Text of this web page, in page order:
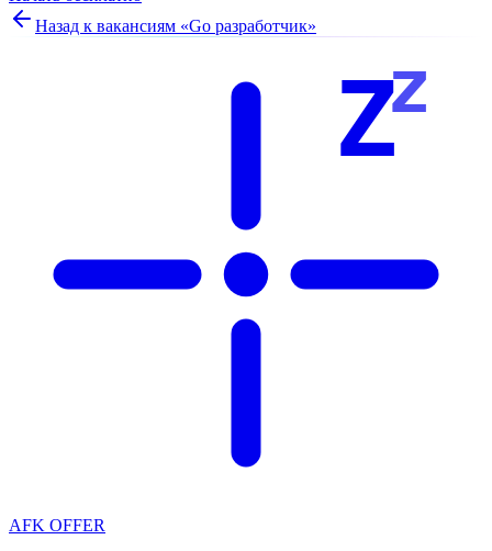
Назад к вакансиям «Go разработчик»
Zz
AFK OFFER